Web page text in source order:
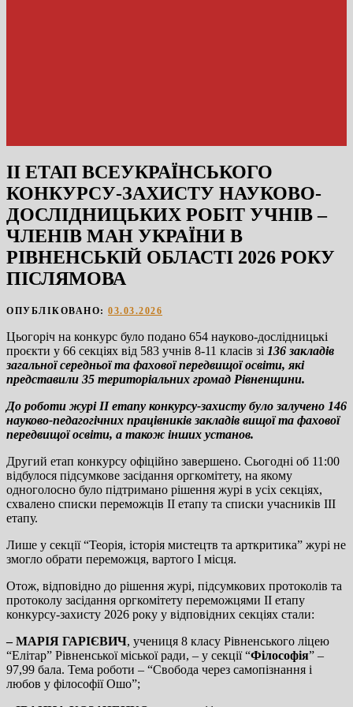
ІІ ЕТАП ВСЕУКРАЇНСЬКОГО
КОНКУРСУ-ЗАХИСТУ НАУКОВО-
ДОСЛІДНИЦЬКИХ РОБІТ УЧНІВ –
ЧЛЕНІВ МАН УКРАЇНИ В
РІВНЕНСЬКІЙ ОБЛАСТІ 2026 РОКУ
ПІСЛЯМОВА
ОПУБЛІКОВАНО: 03.03.2026
Цьогоріч на конкурс було подано 654 науково-дослідницькі
проєкти у 66 секціях від 583 учнів 8-11 класів зі 136 закладів
загальної середньої та фахової передвищої освіти, які
представили 35 територіальних громад Рівненщини.
До роботи журі ІІ етапу конкурсу-захисту було залучено 146
науково-педагогічних працівників закладів вищої та фахової
передвищої освіти, а також інших установ.
Другий етап конкурсу офіційно завершено. Сьогодні об 11:00
відбулося підсумкове засідання оргкомітету, на якому
одноголосно було підтримано рішення журі в усіх секціях,
схвалено списки переможців ІІ етапу та списки учасників ІІІ
етапу.
Лише у секції “Теорія, історія мистецтв та арткритика” журі не
змогло обрати переможця, вартого І місця.
Отож, відповідно до рішення журі, підсумкових протоколів та
протоколу засідання оргкомітету переможцями ІІ етапу
конкурсу-захисту 2026 року у відповідних секціях стали:
– МАРІЯ ГАРІЄВИЧ, учениця 8 класу Рівненського ліцею
“Елітар” Рівненської міської ради, – у секції “Філософія” –
97,99 бала. Тема роботи – “Свобода через самопізнання і
любов у філософії Ошо”;